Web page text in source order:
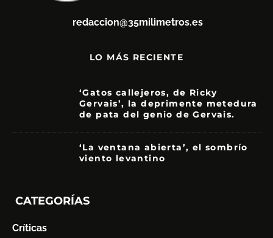
redaccion@35milimetros.es
LO MÁS RECIENTE
‘Gatos callejeros, de Ricky
Gervais’, la deprimente metedura
de pata del genio de Gervais.
‘La ventana abierta’, el sombrío
viento levantino
CATEGORÍAS
Críticas